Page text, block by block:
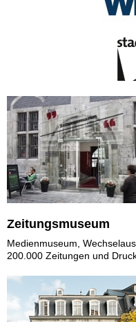
Zeitungsmuseum
Medienmuseum,
200.000 Zeitungen und